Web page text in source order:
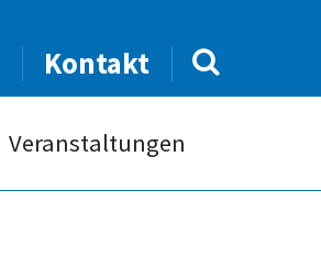
Kontakt
Veranstaltungen